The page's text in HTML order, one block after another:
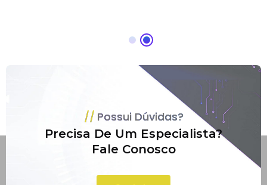
Possui Dúvidas?
Precisa De Um Especialista?
Fale Conosco